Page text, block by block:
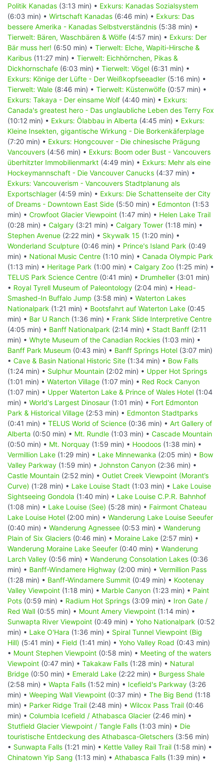
Politik Kanadas (3:13 min) • Exkurs: Kanadas Sozialsystem
(6:03 min) • Wirtschaft Kanadas (6:46 min) • Exkurs: Das
bessere Amerika - Kanadas Selbstverständnis (5:38 min) •
Tierwelt: Bären, Waschbären & Wölfe (4:57 min) • Exkurs: Der
Bär muss her! (6:50 min) • Tierwelt: Elche, Wapiti-Hirsche &
Karibus (11:27 min) • Tierwelt: Eichhörnchen, Pikas &
Dickhornschafe (6:03 min) • Tierwelt: Vögel (6:31 min) •
Exkurs: Könige der Lüfte - Der Weißkopfseeadler (5:16 min) •
Tierwelt: Wale (8:46 min) • Tierwelt: Küstenwölfe (0:57 min) •
Exkurs: Takaya - Der einsame Wolf (4:40 min) • Exkurs:
Canada's greatest hero - Das unglaubliche Leben des Terry Fox
(10:12 min) • Exkurs: Ölabbau in Alberta (4:45 min) • Exkurs:
Kleine Insekten, gigantische Wirkung - Die Borkenkäferplage
(7:20 min) • Exkurs: Hongcouver - Die chinesische Prägung
Vancouvers (4:56 min) • Exkurs: Boom oder Bust - Vancouvers
überhitzter Immobilienmarkt (4:49 min) • Exkurs: Mehr als eine
Hockeymannschaft - Die Vancouver Canucks (4:37 min) •
Exkurs: Vancouverism - Vancouvers Stadtplanung als
Exportschlager (4:59 min) • Exkurs: Die Schattenseite der City
of Dreams - Downtown East Side (5:50 min) • Edmonton (1:53
min) • Crowfoot Glacier Viewpoint (1:47 min) • Helen Lake Trail
(0:28 min) • Calgary (3:21 min) • Calgary Tower (1:18 min) •
Stephen Avenue (2:22 min) • Skywalk 15 (1:20 min) •
Wonderland Sculpture (0:46 min) • Prince's Island Park (0:49
min) • National Music Centre (1:10 min) • Canada Olympic Park
(1:13 min) • Heritage Park (1:00 min) • Calgary Zoo (1:25 min) •
TELUS Park Science Centre (0:41 min) • Drumheller (3:01 min)
• Royal Tyrell Museum of Paleontology (2:04 min) • Head-
Smashed-In Buffalo Jump (3:58 min) • Waterton Lakes
Nationalpark (1:21 min) • Bootsfahrt auf Waterton Lake (0:45
min) • Bar U Ranch (1:36 min) • Frank Slide Interpretive Centre
(4:05 min) • Banff Nationalpark (2:14 min) • Stadt Banff (2:11
min) • Whyte Museum of the Canadian Rockies (1:03 min) •
Banff Park Museum (0:43 min) • Banff Springs Hotel (3:07 min)
• Cave & Basin National Historic Site (1:34 min) • Bow Falls
(1:24 min) • Sulphur Mountain (2:02 min) • Upper Hot Springs
(1:01 min) • Waterton Village (1:07 min) • Red Rock Canyon
(1:07 min) • Upper Waterton Lake & Prince of Wales Hotel (1:04
min) • World's Largest Dinosaur (1:01 min) • Fort Edmonton
Park & Historical Village (2:53 min) • Edmonton Stadtparks
(0:41 min) • TELUS World of Science (0:36 min) • Art Gallery of
Alberta (0:50 min) • Mt. Rundle (1:03 min) • Cascade Mountain
(0:50 min) • Mt. Norquay (1:59 min) • Hoodoos (1:38 min) •
Vermillion Lake (1:29 min) • Lake Minnewanka (2:05 min) • Bow
Valley Parkway (1:59 min) • Johnston Canyon (2:36 min) •
Castle Mountain (2:52 min) • Outlet Creek Viewpoint (Morant’s
Curve) (1:28 min) • Lake Louise Stadt (1:03 min) • Lake Louise
Sightseeing Gondola (1:40 min) • Lake Louise C.P.R. Bahnhof
(1:08 min) • Lake Louise (See) (5:28 min) • Fairmont Chateau
Lake Louise Hotel (2:00 min) • Wanderung Lake Louise Seeufer
(0:40 min) • Wanderung Agnessee (0:53 min) • Wanderung
Plain of Six Glaciers (0:46 min) • Moraine Lake (2:57 min) •
Wanderung Moraine Lake Seeufer (0:40 min) • Wanderung
Larch Valley (0:56 min) • Wanderung Consolation Lakes (0:36
min) • Banff-Windamere Highway (2:00 min) • Vermillion Pass
(1:28 min) • Banff-Windamere Summit (0:49 min) • Kootenay
Valley Viewpoint (1:18 min) • Marble Canyon (1:23 min) • Paint
Pots (0:59 min) • Radium Hot Springs (3:09 min) • Iron Gate /
Red Wall (0:55 min) • Mount Amery Viewpoint (1:14 min) •
Sunwapta River Viewpoint (0:49 min) • Yoho Nationalpark (0:52
min) • Lake O'Hara (1:36 min) • Spiral Tunnel Viewpoint (Big
Hill) (5:41 min) • Field (1:41 min) • Yoho Valley Road (0:43 min)
• Mount Stephen Viewpoint (0:58 min) • Meeting of the waters
Viewpoint (0:47 min) • Takakaw Falls (1:28 min) • Natural
Bridge (0:50 min) • Emerald Lake (2:22 min) • Burgess Shale
(2:58 min) • Wapta Falls (1:52 min) • Icefield's Parkway (3:26
min) • Weeping Wall Viewpoint (0:37 min) • The Big Bend (1:18
min) • Parker Ridge Trail (2:48 min) • Wilcox Pass Trail (0:46
min) • Columbia Icefield / Athabasca Glacier (2:46 min) •
Stutfield Glacier Viewpoint / Tangle Falls (1:03 min) • Die
touristische Entdeckung des Athabasca-Gletschers (3:56 min)
• Sunwapta Falls (1:21 min) • Kettle Valley Rail Trail (1:58 min) •
Chinatown Yip Sang (1:13 min) • Athabasca Falls (1:39 min) •